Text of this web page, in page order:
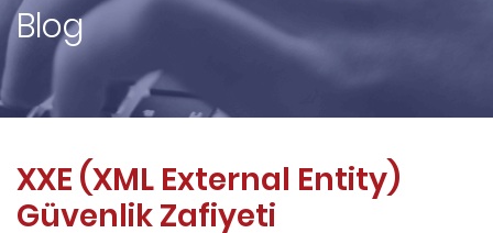
Blog
XXE (XML External Entity)
Güvenlik Zafiyeti